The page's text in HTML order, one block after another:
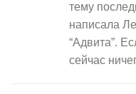
тему
написала
“Адвита”.
сейчас